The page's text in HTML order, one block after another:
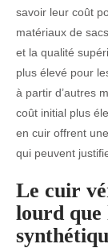
savoir leur coût
matériaux de
et la qualité
plus élevé pour
à partir d’autres
coût initial plus
en cuir offrent
qui peuvent
Le cuir
lourd que